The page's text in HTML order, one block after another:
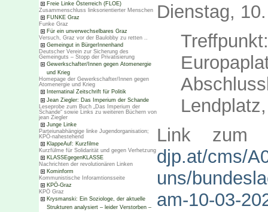
Freie Linke Österreich (FLOE)
Zusammenschluss linksorientierter Menschen
FUNKE Graz
Funke Graz
Für ein unverwechselbares Graz
Versuch, Graz vor der Baulobby zu retten ..
Gemeingut in BürgerInnenhand
Deutscher Verein zur Sicherung des
Gemeinguts – Stopp der Privatisierung
Gewerkschafter/Innen gegen Atomenergie
und Krieg
Homepage der Gewerkschafter/Innen gegen
Atomenergie und Krieg
Internatinal Zeitschrift für Politik
Jean Ziegler: Das Imperium der Schande
Leseprobe zum Buch „Das Imperium der
Schande“ sowie Links zu weiteren Büchern von
jean Ziegler
Junge Linke
Parteiunabhängige linke Jugendorganisation;
KPÖ-nahestehend
KlappeAuf: Kurzfilme
Kurzfülme für Solidarität und gegen Verhetzung
KLASSEgegenKLASSE
Nachrichten der revolutionären Linken
Kominform
Kommunistische Inforamtionsseite
KPÖ-Graz
KPÖ Graz
Krysmanski: Ein Soziologe, der aktuelle
Strukturen analysiert – leider Verstorben –
Dienstag,
Link
djp.at/cms/
uns/
am-10-03-